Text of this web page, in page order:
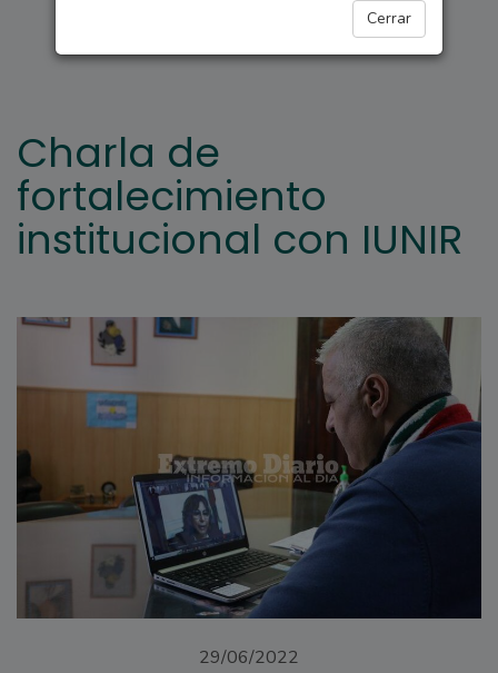
Cerrar
Charla de
fortalecimiento
institucional con IUNIR
29/06/2022